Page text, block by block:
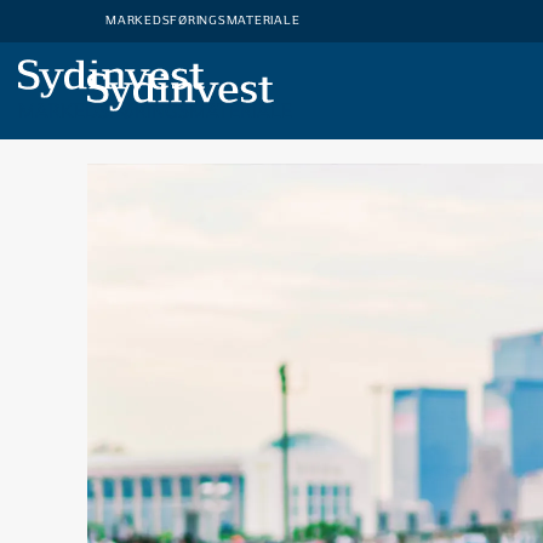
MARKEDSFØRINGSMATERIALE
MARKEDSFØRINGSMATERIALE